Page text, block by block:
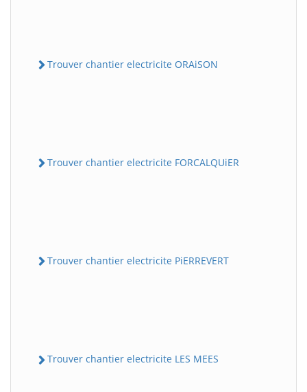
Trouver chantier electricite ORAiSON
Trouver chantier electricite FORCALQUiER
Trouver chantier electricite PiERREVERT
Trouver chantier electricite LES MEES